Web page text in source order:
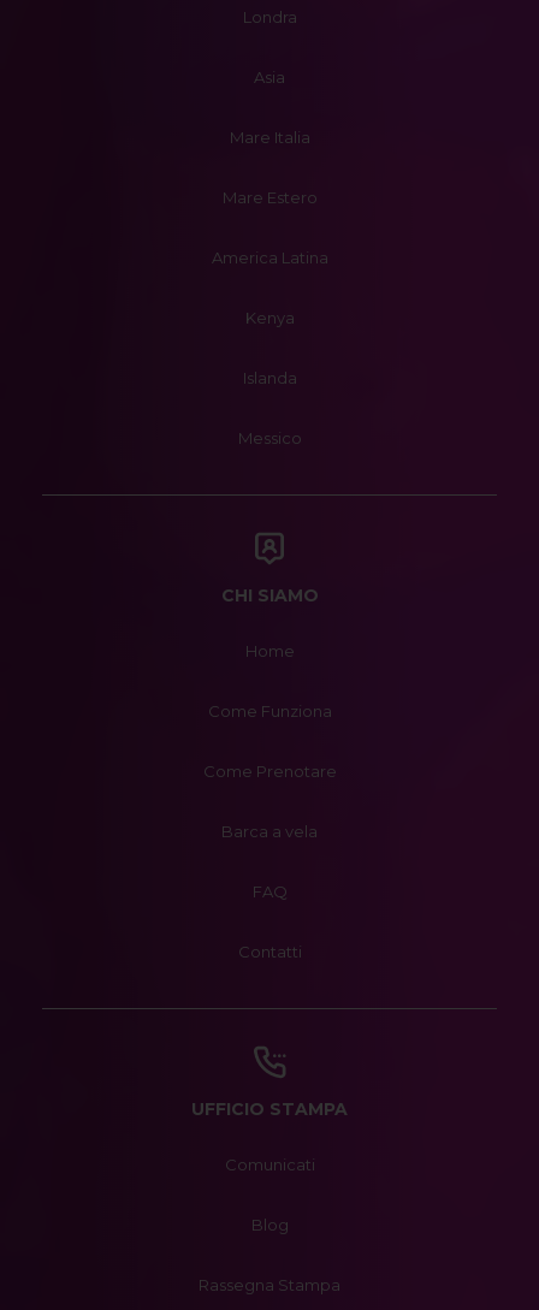
Londra
Asia
Mare Italia
Mare Estero
America Latina
Kenya
Islanda
Messico
CHI SIAMO
Home
Come Funziona
Come Prenotare
Barca a vela
FAQ
Contatti
UFFICIO STAMPA
Comunicati
Blog
Rassegna Stampa